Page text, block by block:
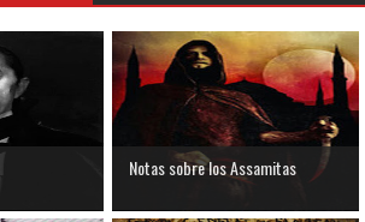
Notas sobre los Assamitas